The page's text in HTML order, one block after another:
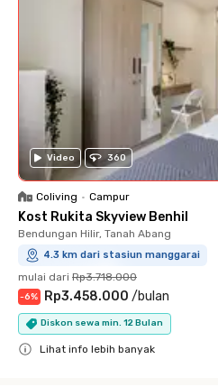
Video 360
Coliving • Campur
Kost Rukita Skyview Benhil
Bendungan Hilir, Tanah Abang
4.3 km dari stasiun manggarai
mulai dari Rp3.718.000
-6% Rp3.458.000 /bulan
Diskon sewa min. 12 Bulan
Lihat info lebih banyak